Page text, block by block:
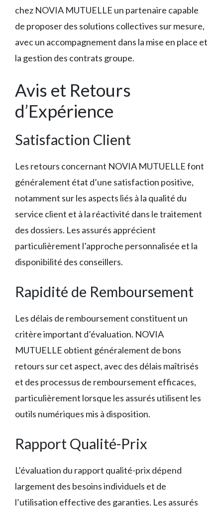
chez NOVIA MUTUELLE un partenaire capable
de proposer des solutions collectives sur mesure,
avec un accompagnement dans la mise en place et
la gestion des contrats groupe.
Avis et Retours
d’Expérience
Satisfaction Client
Les retours concernant NOVIA MUTUELLE font
généralement état d’une satisfaction positive,
notamment sur les aspects liés à la qualité du
service client et à la réactivité dans le traitement
des dossiers. Les assurés apprécient
particulièrement l’approche personnalisée et la
disponibilité des conseillers.
Rapidité de Remboursement
Les délais de remboursement constituent un
critère important d’évaluation. NOVIA
MUTUELLE obtient généralement de bons
retours sur cet aspect, avec des délais maîtrisés
et des processus de remboursement efficaces,
particulièrement lorsque les assurés utilisent les
outils numériques mis à disposition.
Rapport Qualité-Prix
L’évaluation du rapport qualité-prix dépend
largement des besoins individuels et de
l’utilisation effective des garanties. Les assurés